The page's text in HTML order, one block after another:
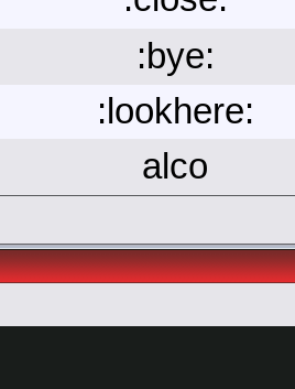
:bye:
:lookhere:
alco